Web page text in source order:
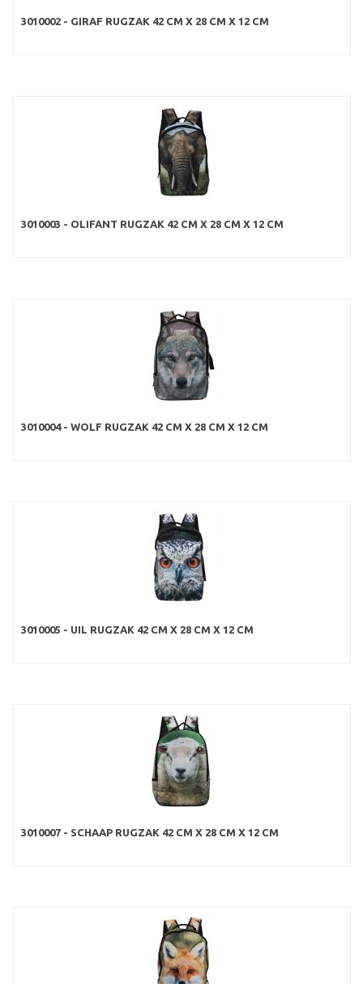
3010002 - GIRAF RUGZAK 42 CM X 28 CM X 12 CM
3010003 - OLIFANT RUGZAK 42 CM X 28 CM X 12 CM
3010004 - WOLF RUGZAK 42 CM X 28 CM X 12 CM
3010005 - UIL RUGZAK 42 CM X 28 CM X 12 CM
3010007 - SCHAAP RUGZAK 42 CM X 28 CM X 12 CM